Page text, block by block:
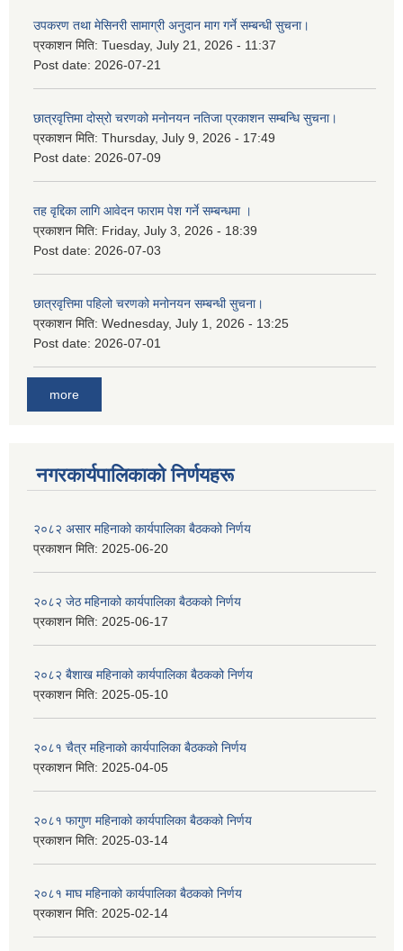
उपकरण तथा मेसिनरी सामाग्री अनुदान माग गर्ने सम्बन्धी सुचना।
प्रकाशन मिति: Tuesday, July 21, 2026 - 11:37
Post date: 2026-07-21
छात्रवृत्तिमा दोस्रो चरणको मनोनयन नतिजा प्रकाशन सम्बन्धि सुचना।
प्रकाशन मिति: Thursday, July 9, 2026 - 17:49
Post date: 2026-07-09
तह वृद्दिका लागि आवेदन फाराम पेश गर्ने सम्बन्धमा ।
प्रकाशन मिति: Friday, July 3, 2026 - 18:39
Post date: 2026-07-03
छात्रवृत्तिमा पहिलो चरणको मनोनयन सम्बन्धी सुचना।
प्रकाशन मिति: Wednesday, July 1, 2026 - 13:25
Post date: 2026-07-01
more
नगरकार्यपालिकाकाे निर्णयहरू
२०८२ असार महिनाको कार्यपालिका बैठकको निर्णय
प्रकाशन मिति: 2025-06-20
२०८२ जेठ महिनाको कार्यपालिका बैठकको निर्णय
प्रकाशन मिति: 2025-06-17
२०८२ बैशाख महिनाको कार्यपालिका बैठकको निर्णय
प्रकाशन मिति: 2025-05-10
२०८१ चैत्र महिनाको कार्यपालिका बैठकको निर्णय
प्रकाशन मिति: 2025-04-05
२०८१ फागुण महिनाको कार्यपालिका बैठकको निर्णय
प्रकाशन मिति: 2025-03-14
२०८१ माघ महिनाको कार्यपालिका बैठकको निर्णय
प्रकाशन मिति: 2025-02-14